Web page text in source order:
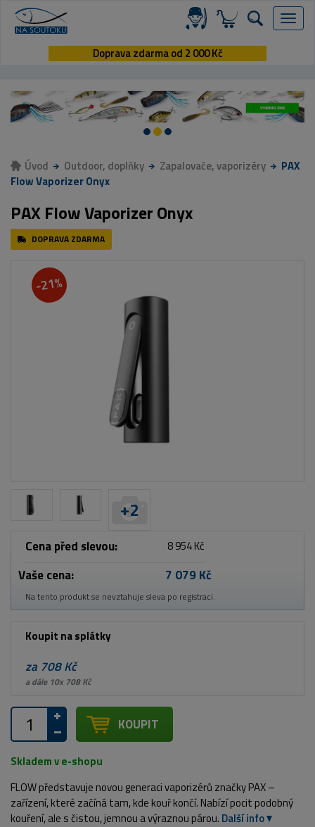
Menu
Doprava zdarma od 2 000 Kč
Úvod Outdoor, doplňky Zapalovače, vaporizéry
PAX
Flow Vaporizer Onyx
PAX Flow Vaporizer Onyx
DOPRAVA ZDARMA
-21%
+2
Cena před slevou: 8 954 Kč
Vaše cena: 7 079 Kč
Na tento produkt se nevztahuje sleva po registraci.
Koupit na splátky
za 708 Kč
a dále 10x 708 Kč
KOUPIT
Skladem v e-shopu
FLOW představuje novou generaci vaporizérů značky PAX –
zařízení, které začíná tam, kde kouř končí. Nabízí pocit podobný
kouření, ale s čistou, jemnou a výraznou párou. Další info